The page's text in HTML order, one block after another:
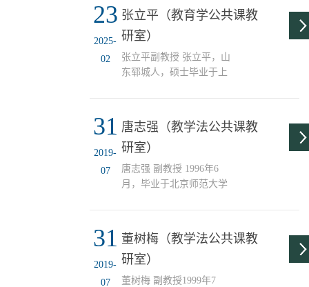
23
2025-
02
张立平（教育学公共课教
研室）
张立平副教授 张立平，山
东郓城人，硕士毕业于上
大学教育学部教师教育研
究所副所长，硕士生导
师。兼任天津市高教学会
副秘书长、中国教育发展
战略学会高中教育专业委
教育、教育研究方法。
（一）承担主要课题 1.主
部重点课题“地方公费师范
31
2019-
07
唐志强（教学法公共课教
研室）
唐志强 副教授 1996年6
月，毕业于北京师范大学
师范大学应用心理学专业
获教育学硕士2016年6月，
毕业于北京师范大学课程
与教学论专业获教育学博
31
2019-
07
董树梅（教学法公共课教
研室）
董树梅 副教授1999年7